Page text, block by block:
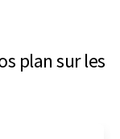
plan sur les